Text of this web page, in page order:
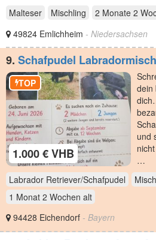
Malteser Mischling 2 Monate 2
49824 Emlichheim - Niedersachsen
9. Schafpudel
1.000 € VHB
TOP
dein
und
…
Labrador Retriever/Schafpudel
1 Monat 2 Wochen alt
94428 Eichendorf - Bayern